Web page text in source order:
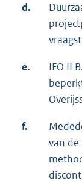
d.
e.
IFO II
f.
van de